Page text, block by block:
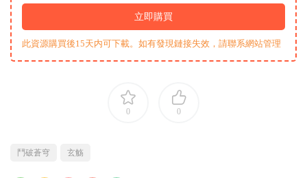
立即購買
此資源購買後15天内可下載。如有發現鏈接失效，請聯系網站管理
0 0
鬥破蒼穹 玄觞